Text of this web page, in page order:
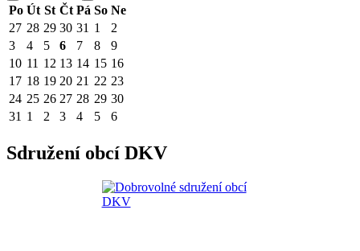
Po Út St Čt Pá So Ne
27 28 29 30 31 1
2
3
4 5 6 7 8
9
10 11 12 13 14 15 16
17 18 19 20 21 22 23
24 25 26 27 28 29 30
31 1 2 3 4 5 6
Sdružení obcí DKV